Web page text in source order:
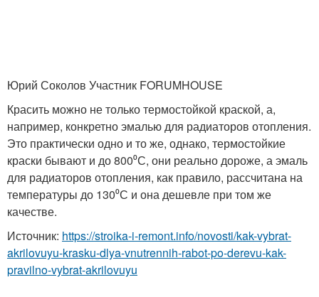
Юрий Соколов Участник FORUMHOUSE
Красить можно не только термостойкой краской, а,
например, конкретно эмалью для радиаторов отопления.
Это практически одно и то же, однако, термостойкие
краски бывают и до 800⁰С, они реально дороже, а эмаль
для радиаторов отопления, как правило, рассчитана на
температуры до 130⁰С и она дешевле при том же
качестве.
Источник: https://stroika-i-remont.info/novosti/kak-vybrat-
akrilovuyu-krasku-dlya-vnutrennih-rabot-po-derevu-kak-
pravilno-vybrat-akrilovuyu